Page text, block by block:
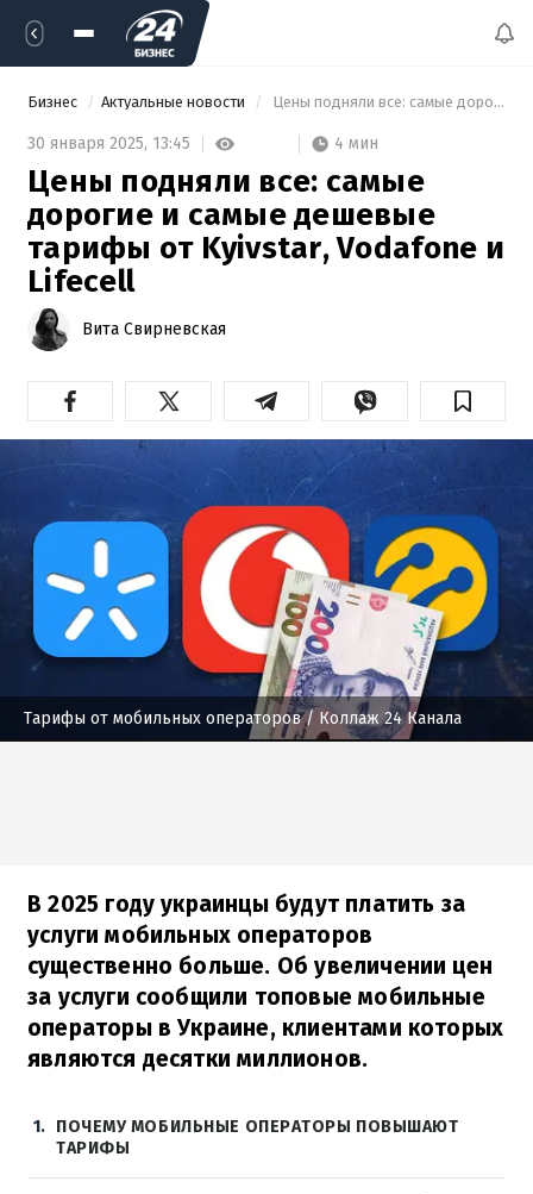
Бизнес Актуальные новости Цены подняли все: самые дорогие и самые дешевые тарифы от Kyivstar, Vodafone и Lifecell
30 января 2025, 13:45 4 мин
Цены подняли все: самые
дорогие и самые дешевые
тарифы от Kyivstar, Vodafone и
Lifecell
Вита Свирневская
Тарифы от мобильных операторов/ Коллаж 24 Канала
В 2025 году украинцы будут платить за
услуги мобильных операторов
существенно больше. Об увеличении цен
за услуги сообщили топовые мобильные
операторы в Украине, клиентами которых
являются десятки миллионов.
1
ПОЧЕМУ МОБИЛЬНЫЕ ОПЕРАТОРЫ ПОВЫШАЮТ
ТАРИФЫ